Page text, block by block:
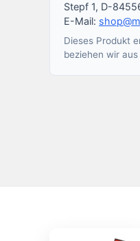
Stepf 1, D-
E-Mail:
Dieses Produkt
beziehen wir